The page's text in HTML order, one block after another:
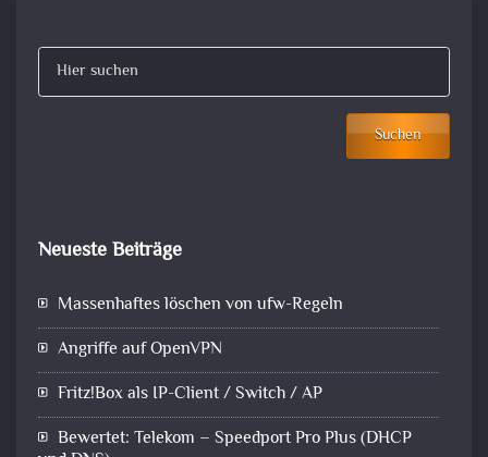
Suchen
Neueste Beiträge
Massenhaftes löschen von ufw-Regeln
Angriffe auf OpenVPN
Fritz!Box als IP-Client / Switch / AP
Bewertet: Telekom – Speedport Pro Plus (DHCP